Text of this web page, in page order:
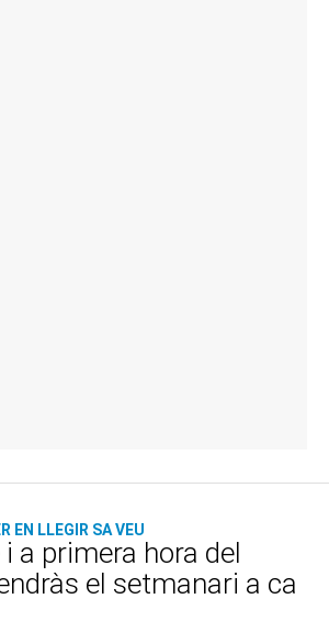
EN LLEGIR SA VEU
a primera hora del
el setmanari a ca